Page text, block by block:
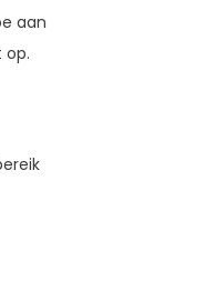
aan
op.